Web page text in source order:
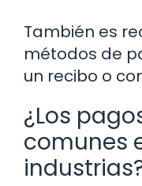
También es
métodos de
un recibo o
¿Los
comunes